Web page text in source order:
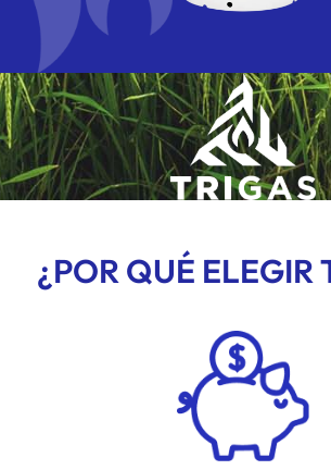
¿POR QUÉ ELEGIR